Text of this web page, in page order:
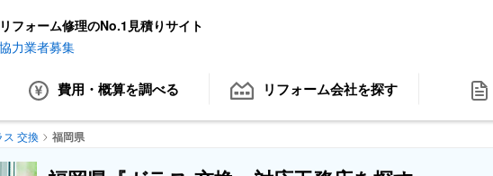
リフォーム修理のNo.1見積りサイト
協力業者募集
費用・概算を調べる リフォーム会社を探す
ス 交換 福岡県